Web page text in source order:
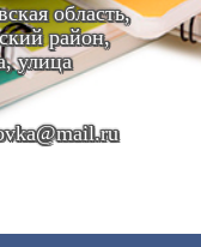
область,
район,
улица